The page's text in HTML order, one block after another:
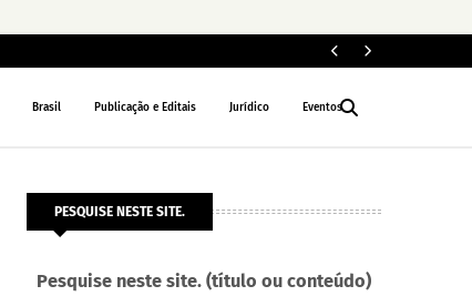
Brasil Publicação e Editais Jurídico Eventos
PESQUISE NESTE SITE.
Pesquise neste site. (título ou conteúdo)